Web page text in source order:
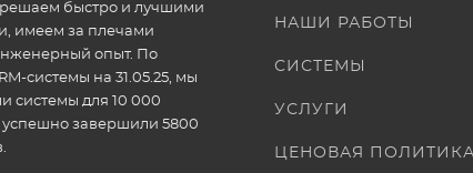
решаем быстро и лучшими
имеем за плечами
опыт. По
системы на 31.05.25, мы
системы для 10 000
успешно завершили 5800
НАШИ РАБОТЫ
СИСТЕМЫ
УСЛУГИ
ЦЕНОВАЯ ПОЛИТИКА